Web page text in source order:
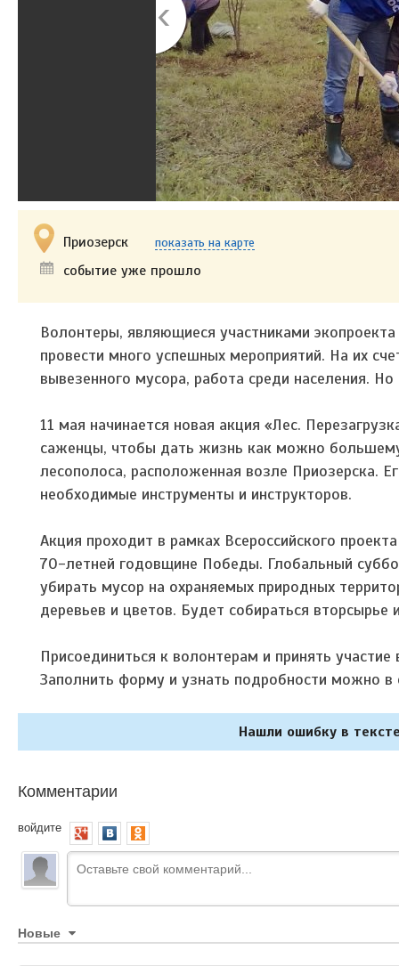
Приозерск показать на карте
событие уже прошло
Волонтеры, являющиеся участниками
провести много успешных мероприятий. На их
вывезенного мусора, работа среди населения. Но
11 мая начинается новая акция «Лес.
саженцы, чтобы дать жизнь как можно
лесополоса, расположенная возле Приозерска.
необходимые инструменты и инструкторов.
Акция проходит в рамках Всероссийского
70-летней годовщине Победы. Глобальный
убирать мусор на охраняемых природных
деревьев и цветов. Будет собираться вторсырье
Присоединиться к волонтерам и принять
Заполнить форму и узнать подробности можно в
Нашли ошибку в
Комментарии
войдите
Новые